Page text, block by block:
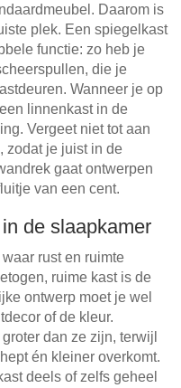
Daarom is
plek. Een spiegelkast
functie: zo heb je
die je
Wanneer je op
linnenkast in de
Vergeet niet tot aan
zodat je juist in de
gaat ontwerpen
van een cent.
de slaapkamer
rust en ruimte
ruime kast is de
ontwerp moet je wel
of de kleur.
dan ze zijn, terwijl
én kleiner overkomt.
deels of zelfs geheel